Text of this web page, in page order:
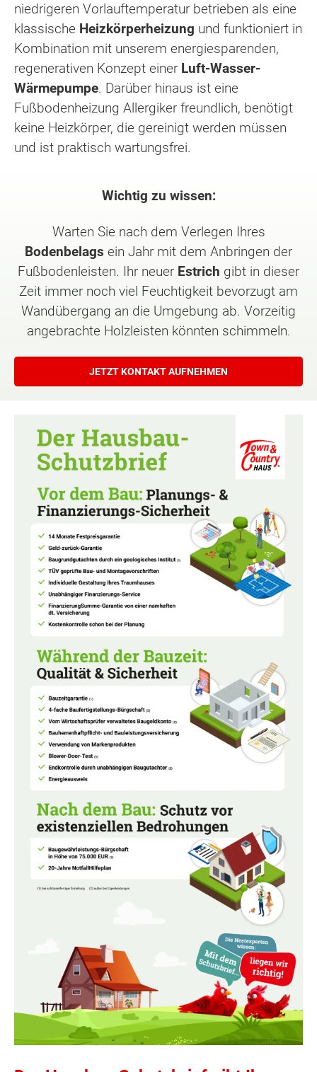
niedrigeren Vorlauftemperatur betrieben als eine
klassische Heizkörperheizung und funktioniert in
Kombination mit unserem energiesparenden,
regenerativen Konzept einer Luft-Wasser-
Wärmepumpe. Darüber hinaus ist eine
Fußbodenheizung Allergiker freundlich, benötigt
keine Heizkörper, die gereinigt werden müssen
und ist praktisch wartungsfrei.
Wichtig zu wissen:
Warten Sie nach dem Verlegen Ihres
Bodenbelags ein Jahr mit dem Anbringen der
Fußbodenleisten. Ihr neuer Estrich gibt in dieser
Zeit immer noch viel Feuchtigkeit bevorzugt am
Wandübergang an die Umgebung ab. Vorzeitig
angebrachte Holzleisten könnten schimmeln.
JETZT KONTAKT AUFNEHMEN